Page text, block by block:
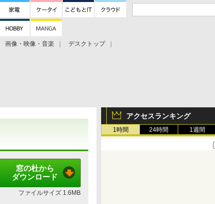
画像・映像・音楽
デスクトップ
アクセスランキング
1時間 24時間 1週間
窓の杜から
ダウンロード
ファイルサイズ 1.6MB